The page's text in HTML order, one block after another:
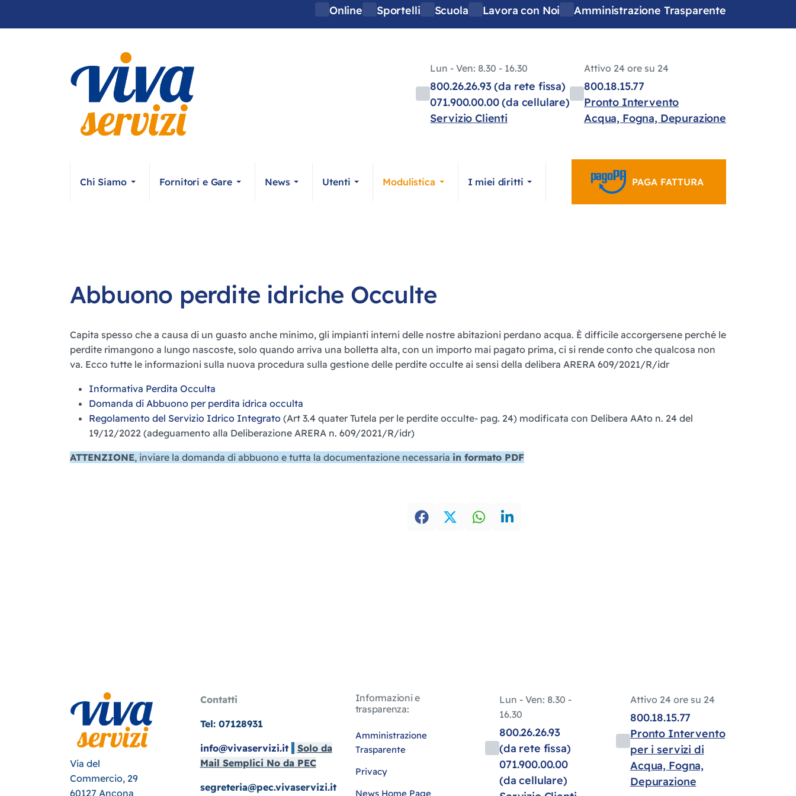
Online Sportelli Scuola Lavora con Noi Amministrazione Trasparente
Lun - Ven: 8.30 - 16.30
800.26.26.93 (da rete fissa)
071.900.00.00 (da cellulare)
Servizio Clienti
Attivo 24 ore su 24
800.18.15.77
Pronto Intervento
Acqua, Fogna, Depurazione
Chi Siamo Fornitori e Gare News Utenti Modulistica I miei diritti PAGA FATTURA
Abbuono perdite idriche Occulte
Capita spesso che a causa di un guasto anche minimo, gli impianti interni delle nostre abitazioni perdano acqua. È difficile accorgersene perché le
perdite rimangono a lungo nascoste, solo quando arriva una bolletta alta, con un importo mai pagato prima, ci si rende conto che qualcosa non
va. Ecco tutte le informazioni sulla nuova procedura sulla gestione delle perdite occulte ai sensi della delibera ARERA 609/2021/R/idr
Informativa Perdita Occulta
Domanda di Abbuono per perdita idrica occulta
Regolamento del Servizio Idrico Integrato (Art 3.4 quater Tutela per le perdite occulte- pag. 24) modificata con Delibera AAto n. 24 del
19/12/2022 (adeguamento alla Deliberazione ARERA n. 609/2021/R/idr)
ATTENZIONE, inviare la domanda di abbuono e tutta la documentazione necessaria in formato PDF
Via del
Commercio, 29
60127 Ancona
Contatti
Tel: 07128931
info@vivaservizi.it
Solo da
Mail Semplici No da PEC
segreteria@pec.vivaservizi.it
Informazioni e
trasparenza:
Amministrazione
Trasparente
Privacy
News Home Page
Lun - Ven: 8.30 -
16.30
800.26.26.93
(da rete fissa)
071.900.00.00
(da cellulare)
Attivo 24 ore su 24
800.18.15.77
Pronto Intervento
per i servizi di
Acqua, Fogna,
Depurazione